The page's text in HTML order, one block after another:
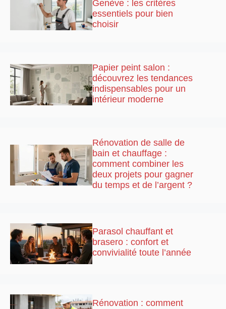
Genève : les critères
essentiels pour bien
choisir
Papier peint salon :
découvrez les tendances
indispensables pour un
intérieur moderne
Rénovation de salle de
bain et chauffage :
comment combiner les
deux projets pour gagner
du temps et de l’argent ?
Parasol chauffant et
brasero : confort et
convivialité toute l’année
Rénovation : comment